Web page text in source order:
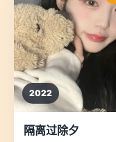
2022
隔离过除夕